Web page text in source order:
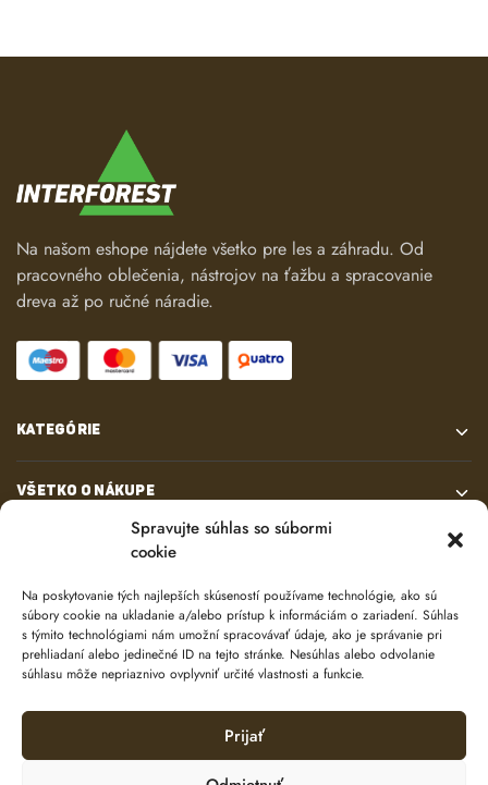
Spravujte súhlas so súbormi
cookie
Na poskytovanie tých najlepších skúseností používame technológie, ako sú
súbory cookie na ukladanie a/alebo prístup k informáciám o zariadení. Súhlas
s týmito technológiami nám umožní spracovávať údaje, ako je správanie pri
prehliadaní alebo jedinečné ID na tejto stránke. Nesúhlas alebo odvolanie
súhlasu môže nepriaznivo ovplyvniť určité vlastnosti a funkcie.
Prijať
Na našom eshope nájdete všetko pre les a záhradu. Od
pracovného oblečenia, nástrojov na ťažbu a spracovanie
dreva až po ručné náradie.
KATEGÓRIE
VŠETKO O NÁKUPE
© 2024 e-shop od